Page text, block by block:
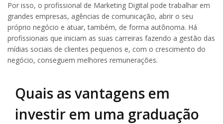
Por isso, o profissional de Marketing Digital pode trabalhar em
grandes empresas, agências de comunicação, abrir o seu
próprio negócio e atuar, também, de forma autônoma. Há
profissionais que iniciam as suas carreiras fazendo a gestão das
mídias sociais de clientes pequenos e, com o crescimento do
negócio, conseguem melhores remunerações.
Quais as vantagens em
investir em uma graduação